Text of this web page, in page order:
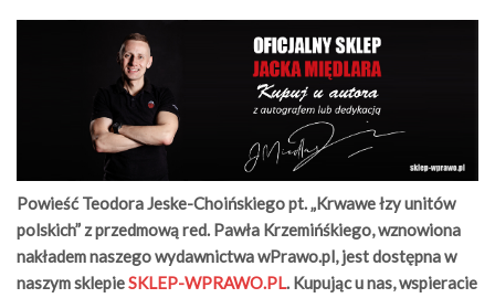
Powieść Teodora Jeske-Choińskiego pt. „Krwawe łzy unitów
polskich” z przedmową red. Pawła Krzemińśkiego, wznowiona
nakładem naszego wydawnictwa wPrawo.pl, jest dostępna w
naszym sklepieSKLEP-WPRAWO.PL. Kupując u nas, wspieracie